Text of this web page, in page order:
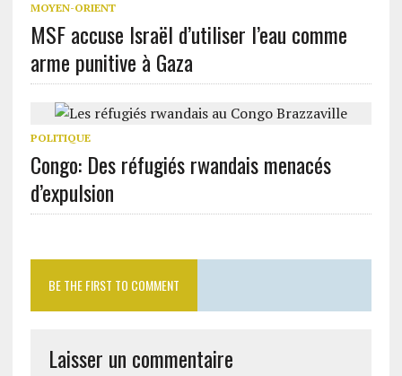
MOYEN-ORIENT
MSF accuse Israël d’utiliser l’eau comme
arme punitive à Gaza
POLITIQUE
Congo: Des réfugiés rwandais menacés
d’expulsion
BE THE FIRST TO COMMENT
Laisser un commentaire